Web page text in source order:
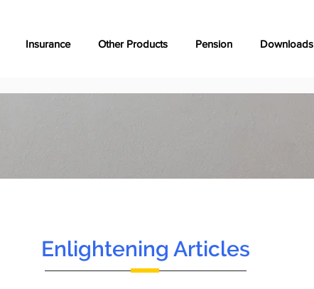
Insurance Other Products Pension Downloads
Enlightening Articles